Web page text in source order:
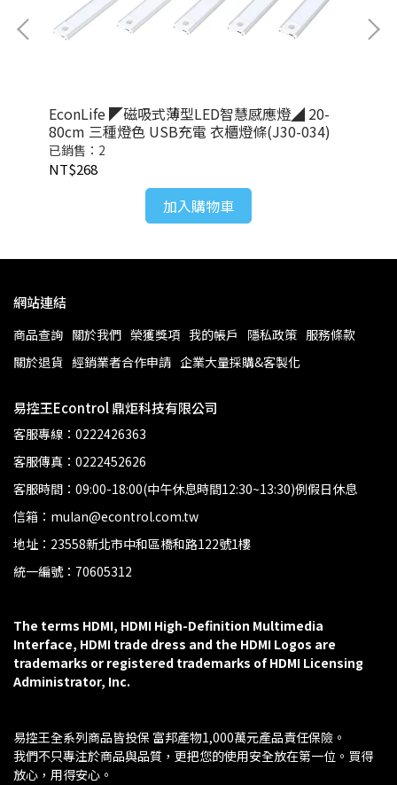
EconLife ◤磁吸式薄型LED智慧感應燈◢ 20-
80cm 三種燈色 USB充電 衣櫃燈條(J30-034)
已銷售：2
NT$268
加入購物車
網站連結
商品查詢 關於我們 榮獲獎項 我的帳戶 隱私政策 服務條款
關於退貨 經銷業者合作申請 企業大量採購&客製化
易控王Econtrol 鼎炬科技有限公司
客服專線：0222426363
客服傳真：0222452626
客服時間：09:00-18:00(中午休息時間12:30~13:30)例假日休息
信箱：mulan@econtrol.com.tw
地址：23558新北市中和區橋和路122號1樓
統一編號：70605312
The terms HDMI, HDMI High-Definition Multimedia
Interface, HDMI trade dress and the HDMI Logos are
trademarks or registered trademarks of HDMI Licensing
Administrator, Inc.
易控王全系列商品皆投保 富邦產物1,000萬元產品責任保險。
我們不只專注於商品與品質，更把您的使用安全放在第一位。買得
放心，用得安心。